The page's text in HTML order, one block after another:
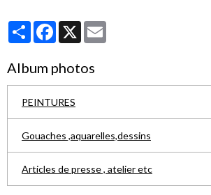
PartagerFacebook
X
Album photos
PEINTURES
Gouaches ,aquarelles,dessins
Articles de presse , atelier etc